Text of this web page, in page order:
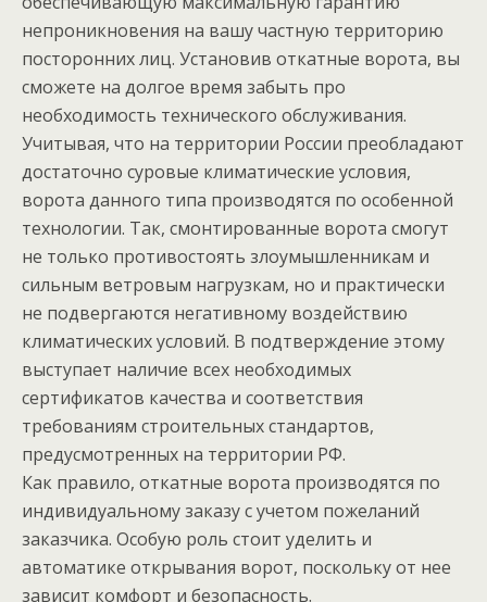
непроникновения на вашу частную территорию
посторонних лиц. Установив откатные ворота, вы
сможете на долгое время забыть про
необходимость технического обслуживания.
Учитывая, что на территории России преобладают
достаточно суровые климатические условия,
ворота данного типа производятся по особенной
технологии. Так, смонтированные ворота смогут
не только противостоять злоумышленникам и
сильным ветровым нагрузкам, но и практически
не подвергаются негативному воздействию
климатических условий. В подтверждение этому
выступает наличие всех необходимых
сертификатов качества и соответствия
требованиям строительных стандартов,
предусмотренных на территории РФ.
Как правило, откатные ворота производятся по
индивидуальному заказу с учетом пожеланий
заказчика. Особую роль стоит уделить и
автоматике открывания ворот, поскольку от нее
зависит комфорт и безопасность.